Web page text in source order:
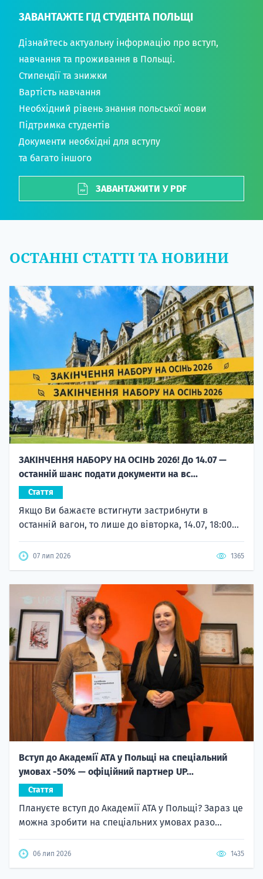
ЗАВАНТАЖТЕ ГІД СТУДЕНТА ПОЛЬЩІ
Дізнайтесь актуальну інформацію про вступ,
навчання та проживання в Польщі.
Стипендії та знижки
Вартість навчання
Необхідний рівень знання польської мови
Підтримка студентів
Документи необхідні для вступу
та багато іншого
ЗАВАНТАЖИТИ У PDF
ОСТАННІ СТАТТІ ТА НОВИНИ
ЗАКІНЧЕННЯ НАБОРУ НА ОСІНЬ 2026! До 14.07 —
останній шанс подати документи на вс...
Стаття
Якщо Ви бажаєте встигнути застрибнути в
останній вагон, то лише до вівторка, 14.07, 18:00...
07 лип 2026 1365
Вступ до Академії ATA у Польщі на спеціальний
умовах -50% — офіційний партнер UP...
Стаття
Плануєте вступ до Академії ATA у Польщі? Зараз це
можна зробити на спеціальних умовах разо...
06 лип 2026 1435